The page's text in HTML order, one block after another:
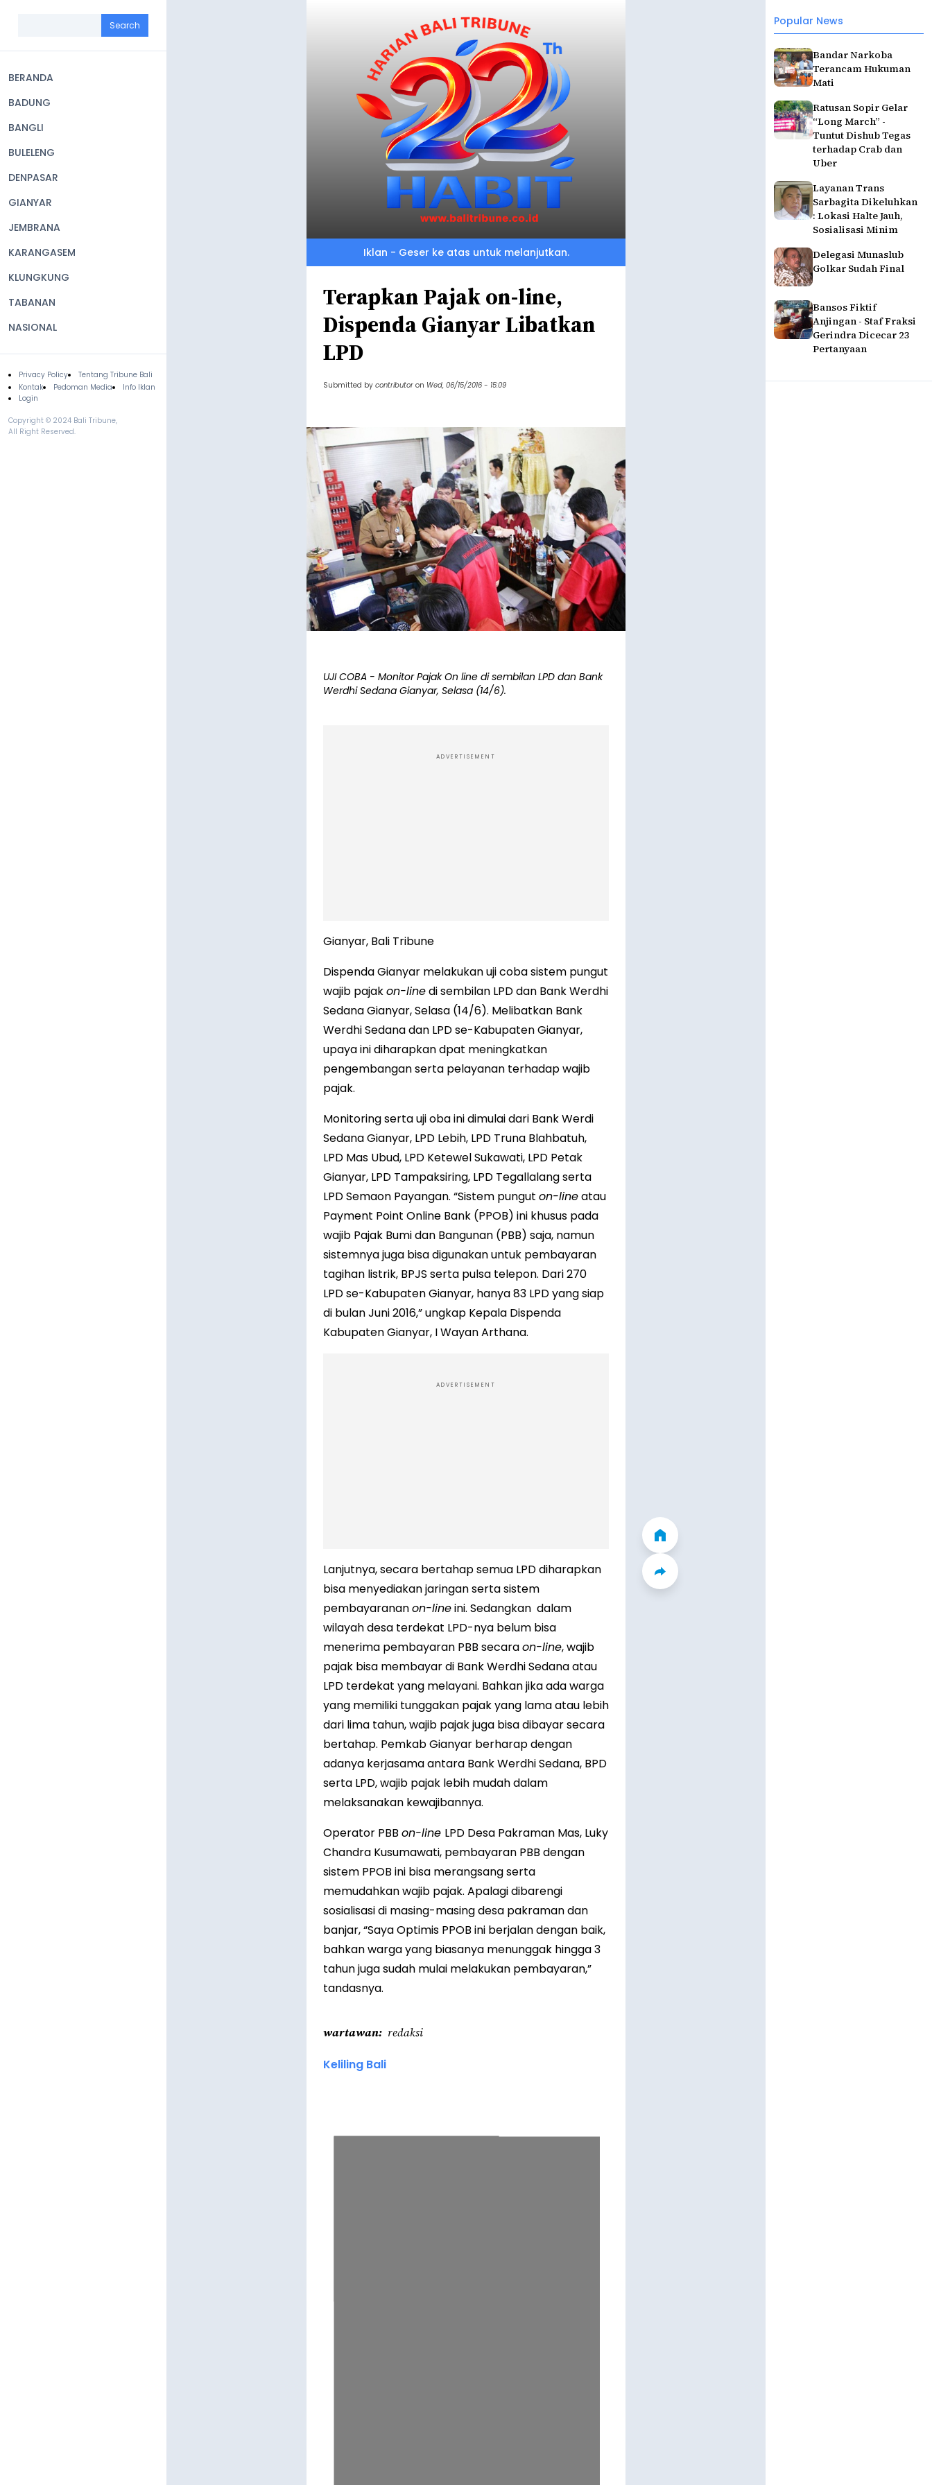
navigation
BERANDA
BADUNG
BANGLI
BULELENG
DENPASAR
GIANYAR
JEMBRANA
KARANGASEM
KLUNGKUNG
TABANAN
NASIONAL
Footer
Privacy Policy
Tentang Tribune Bali
Kontak
Pedoman Media
Info Iklan
Login
Copyright © 2024 Bali Tribune,
All Right Reserved.
Popular News
Bandar Narkoba
Terancam Hukuman
Mati
Ratusan Sopir Gelar
“Long March” -
Tuntut Dishub Tegas
terhadap Crab dan
Uber
Layanan Trans
Sarbagita Dikeluhkan
: Lokasi Halte Jauh,
Sosialisasi Minim
Delegasi Munaslub
Golkar Sudah Final
Bansos Fiktif
Anjingan - Staf Fraksi
Gerindra Dicecar 23
Pertanyaan
Iklan - Geser ke atas untuk melanjutkan.
Terapkan Pajak on-line,
Dispenda Gianyar Libatkan
LPD
Submitted by contributor on Wed, 06/15/2016 - 15:09
UJI COBA - Monitor Pajak On line di sembilan LPD dan Bank
Werdhi Sedana Gianyar, Selasa (14/6).
ADVERTISEMENT
Gianyar, Bali Tribune
Dispenda Gianyar melakukan uji coba sistem pungut
wajib pajakon-linedi sembilan LPD dan Bank Werdhi
Sedana Gianyar, Selasa (14/6). Melibatkan Bank
Werdhi Sedana dan LPD se-Kabupaten Gianyar,
upaya ini diharapkan dpat meningkatkan
pengembangan serta pelayanan terhadap wajib
pajak.
Monitoring serta uji oba ini dimulai dari Bank Werdi
Sedana Gianyar, LPD Lebih, LPD Truna Blahbatuh,
LPD Mas Ubud, LPD Ketewel Sukawati, LPD Petak
Gianyar, LPD Tampaksiring, LPD Tegallalang serta
LPD Semaon Payangan. “Sistem pungut on-lineatau
Payment Point Online Bank (PPOB) ini khusus pada
wajib Pajak Bumi dan Bangunan (PBB) saja, namun
sistemnya juga bisa digunakan untuk pembayaran
tagihan listrik, BPJS serta pulsa telepon. Dari 270
LPD se-Kabupaten Gianyar, hanya 83 LPD yang siap
di bulan Juni 2016,” ungkap Kepala Dispenda
Kabupaten Gianyar, I Wayan Arthana.
ADVERTISEMENT
Lanjutnya, secara bertahap semua LPD diharapkan
bisa menyediakan jaringan serta sistem
pembayarananon-lineini. Sedangkan dalam
wilayah desa terdekat LPD-nya belum bisa
menerima pembayaran PBB secaraon-line, wajib
pajak bisa membayar di Bank Werdhi Sedana atau
LPD terdekat yang melayani. Bahkan jika ada warga
yang memiliki tunggakan pajak yang lama atau lebih
dari lima tahun, wajib pajak juga bisa dibayar secara
bertahap. Pemkab Gianyar berharap dengan
adanya kerjasama antara Bank Werdhi Sedana, BPD
serta LPD, wajib pajak lebih mudah dalam
melaksanakan kewajibannya.
Operator PBB on-line LPD Desa Pakraman Mas, Luky
Chandra Kusumawati, pembayaran PBB dengan
sistem PPOB ini bisa merangsang serta
memudahkan wajib pajak. Apalagi dibarengi
sosialisasi di masing-masing desa pakraman dan
banjar, “Saya Optimis PPOB ini berjalan dengan baik,
bahkan warga yang biasanya menunggak hingga 3
tahun juga sudah mulai melakukan pembayaran,”
tandasnya.
wartawan redaksi
Keliling Bali